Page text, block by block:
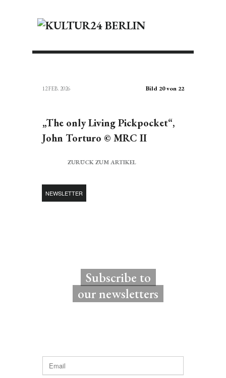
12 FEB. 2026 Bild 20 von 22
„The only Living Pickpocket“,
John Torturo © MRC II
ZURÜCK ZUM ARTIKEL
NEWSLETTER
Subscribe to
our newsletters